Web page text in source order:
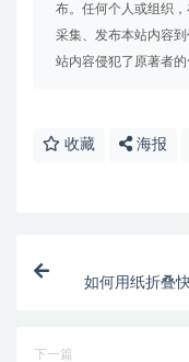
布。任何个人或组织
采集、发布本站内容
站内容侵犯了原著者的
收藏 海报
如何用纸折叠
下一篇